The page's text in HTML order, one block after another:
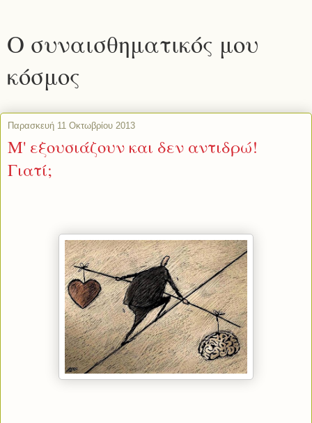
Ο συναισθηματικός μου
κόσμος
Παρασκευή 11 Οκτωβρίου 2013
Μ' εξουσιάζουν και δεν αντιδρώ!
Γιατί;